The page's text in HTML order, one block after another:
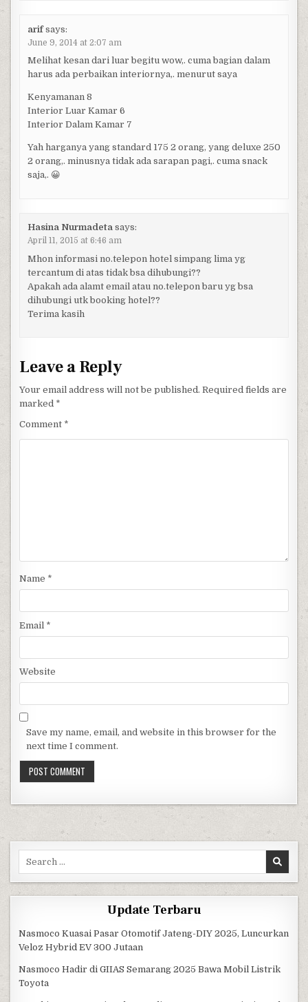
arif says:
June 9, 2014 at 2:07 am
Melihat kesan dari luar begitu wow,. cuma bagian dalam
harus ada perbaikan interiornya,. menurut saya
Kenyamanan 8
Interior Luar Kamar 6
Interior Dalam Kamar 7
Yah harganya yang standard 175 2 orang, yang deluxe 250
2 orang,. minusnya tidak ada sarapan pagi,. cuma snack
saja,. 😀
Hasina Nurmadeta says:
April 11, 2015 at 6:46 am
Mhon informasi no.telepon hotel simpang lima yg
tercantum di atas tidak bsa dihubungi??
Apakah ada alamt email atau no.telepon baru yg bsa
dihubungi utk booking hotel??
Terima kasih
Leave a Reply
Your email address will not be published. Required fields are
marked *
Comment *
Name *
Email *
Website
Save my name, email, and website in this browser for the
next time I comment.
Update Terbaru
Nasmoco Kuasai Pasar Otomotif Jateng-DIY 2025, Luncurkan
Veloz Hybrid EV 300 Jutaan
Nasmoco Hadir di GIIAS Semarang 2025 Bawa Mobil Listrik
Toyota